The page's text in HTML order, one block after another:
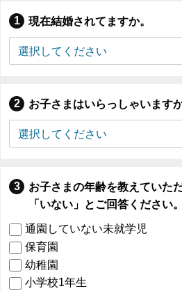
現在結婚されてますか。
お子さまはいらっしゃいますか
お子さまの年齢を教えていた
「いない」とご回答ください。
通園していない未就学児
保育園
幼稚園
小学校1年生